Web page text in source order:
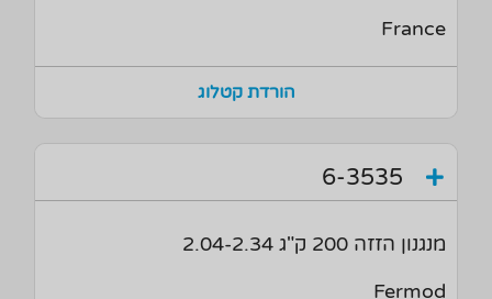
France
הורדת קטלוג
6-3535
מנגנון הזזה 200 ק"ג 2.04-2.34
Fermod